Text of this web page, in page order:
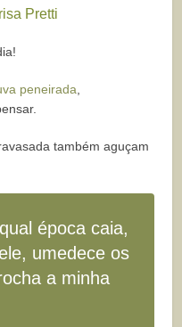
Pretti
peneirada
também aguçam
época caia,
umedece os
a minha